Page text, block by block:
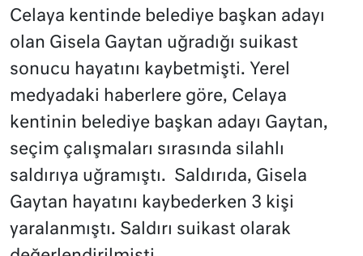
Celaya kentinde belediye başkan adayı
olan Gisela Gaytan uğradığı suikast
sonucu hayatını kaybetmişti. Yerel
medyadaki haberlere göre, Celaya
kentinin belediye başkan adayı Gaytan,
seçim çalışmaları sırasında silahlı
saldırıya uğramıştı. Saldırıda, Gisela
Gaytan hayatını kaybederken 3 kişi
yaralanmıştı. Saldırı suikast olarak